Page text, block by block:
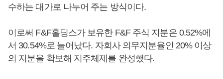
수하는 대가로 나누어 주는 방식이다.
이로써 F&F홀딩스가 보유한 F&F 주식 지분은 0.52%에
서 30.54%로 늘어났다. 자회사 의무지분율인 20% 이상
의 지분을 확보해 지주체제를 완성했다.